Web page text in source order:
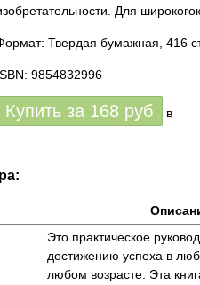
Для
Твердая бумажная, 416
9854832996
Купить за 168 руб в
Это практическое
достижению успеха в
любом возрасте. Эта